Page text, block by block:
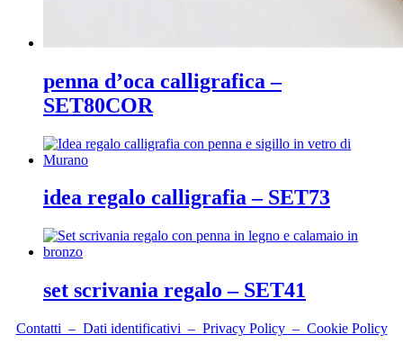
penna d’oca calligrafica –
SET80COR
idea regalo calligrafia – SET73
set scrivania regalo – SET41
Contatti – Dati identificativi – Privacy Policy – Cookie Policy